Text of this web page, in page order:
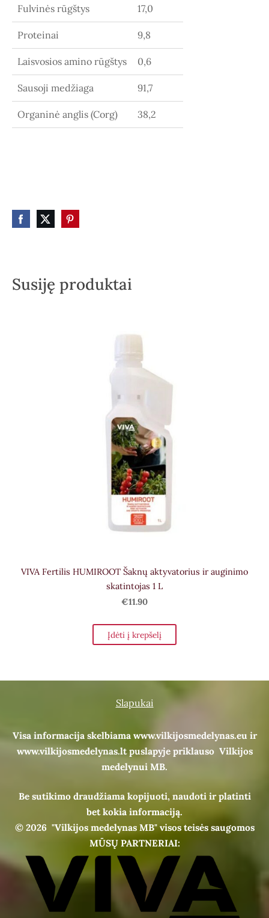
Fulvinės rūgštys 17,0
Proteinai 9,8
Laisvosios amino rūgštys 0,6
Sausoji medžiaga 91,7
Organinė anglis (Corg) 38,2
Susiję produktai
VIVA Fertilis HUMIROOT Šaknų aktyvatorius ir auginimo
skatintojas 1 L
€11.90
Įdėti į krepšelį
Slapukai
Visa informacija skelbiama www.vilkijosmedelynas.eu ir
www.vilkijosmedelynas.lt puslapyje priklauso Vilkijos
medelynui MB.
Be sutikimo draudžiama kopijuoti, naudoti ir platinti
bet kokia informaciją.
© 2026 "Vilkijos medelynas MB" visos teisės saugomos
MŪSŲ PARTNERIAI: